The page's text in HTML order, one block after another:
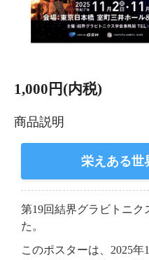
1,000円(内税)
商品説明
栄えある世
第19回結界グラビトニク
た。
このポスターは、2025